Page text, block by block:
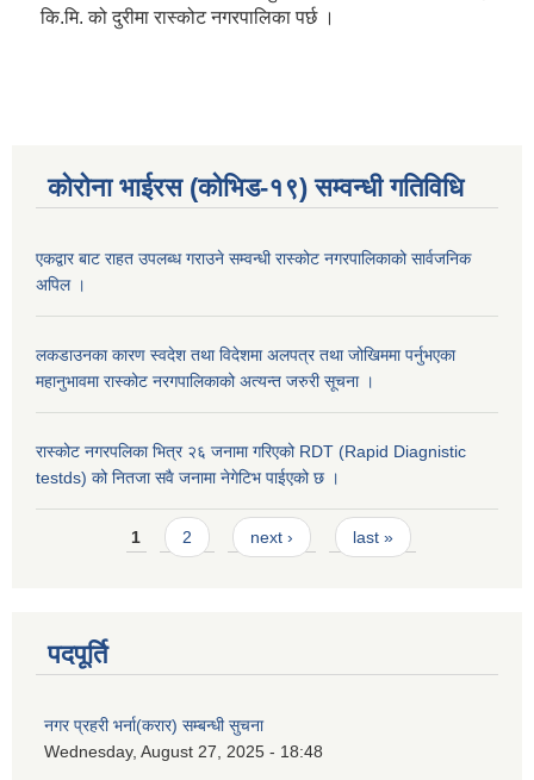
कि.मि. को दुरीमा रास्कोट नगरपालिका पर्छ ।
कोरोना भाईरस (कोभिड-१९) सम्वन्धी गतिविधि
एकद्वार बाट राहत उपलब्ध गराउने सम्वन्धी रास्कोट नगरपालिकाको सार्वजनिक
अपिल ।
लकडाउनका कारण स्वदेश तथा विदेशमा अलपत्र तथा जोखिममा पर्नुभएका
महानुभावमा रास्कोट नरगपालिकाको अत्यन्त जरुरी सूचना ।
रास्कोट नगरपलिका भित्र २६ जनामा गरिएको RDT (Rapid Diagnistic
testds) को नितजा सवै जनामा नेगेटिभ पाईएको छ ।
Pages1 2 next › last »
पदपूर्ति
नगर प्रहरी भर्ना(करार) सम्बन्धी सुचना
Wednesday, August 27, 2025 - 18:48